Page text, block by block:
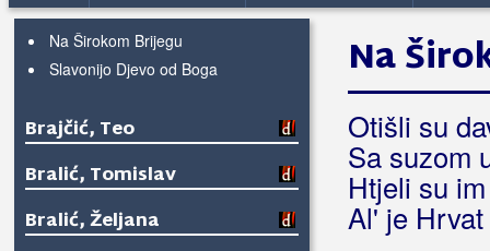
Hrvatska mati me rodila
Na Širokom Brijegu
Slavonijo Djevo od Boga
Brajčić, Teo
Bralić, Tomislav
Bralić, Željana
Na
Otišli su
Sa suzom
Htjeli su
Al' je